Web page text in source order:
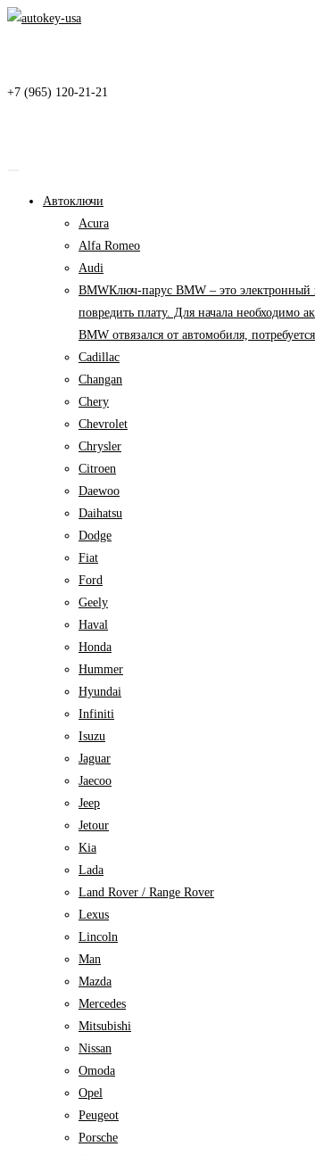
Перейти
+7 (965) 120-21-21
Автоключи
Acura
Alfa Romeo
Audi
BMWКлюч-парус BMW – это
повредить плату. Для начала
BMW отвязался от автомобиля,
Cadillac
Changan
Chery
Chevrolet
Chrysler
Citroen
Daewoo
Daihatsu
Dodge
Fiat
Ford
Geely
Haval
Honda
Hummer
Hyundai
Infiniti
Isuzu
Jaguar
Jaecoo
Jeep
Jetour
Kia
Lada
Land Rover / Range Rover
Lexus
Lincoln
Man
Mazda
Mercedes
Mitsubishi
Nissan
Omoda
Opel
Peugeot
Porsche